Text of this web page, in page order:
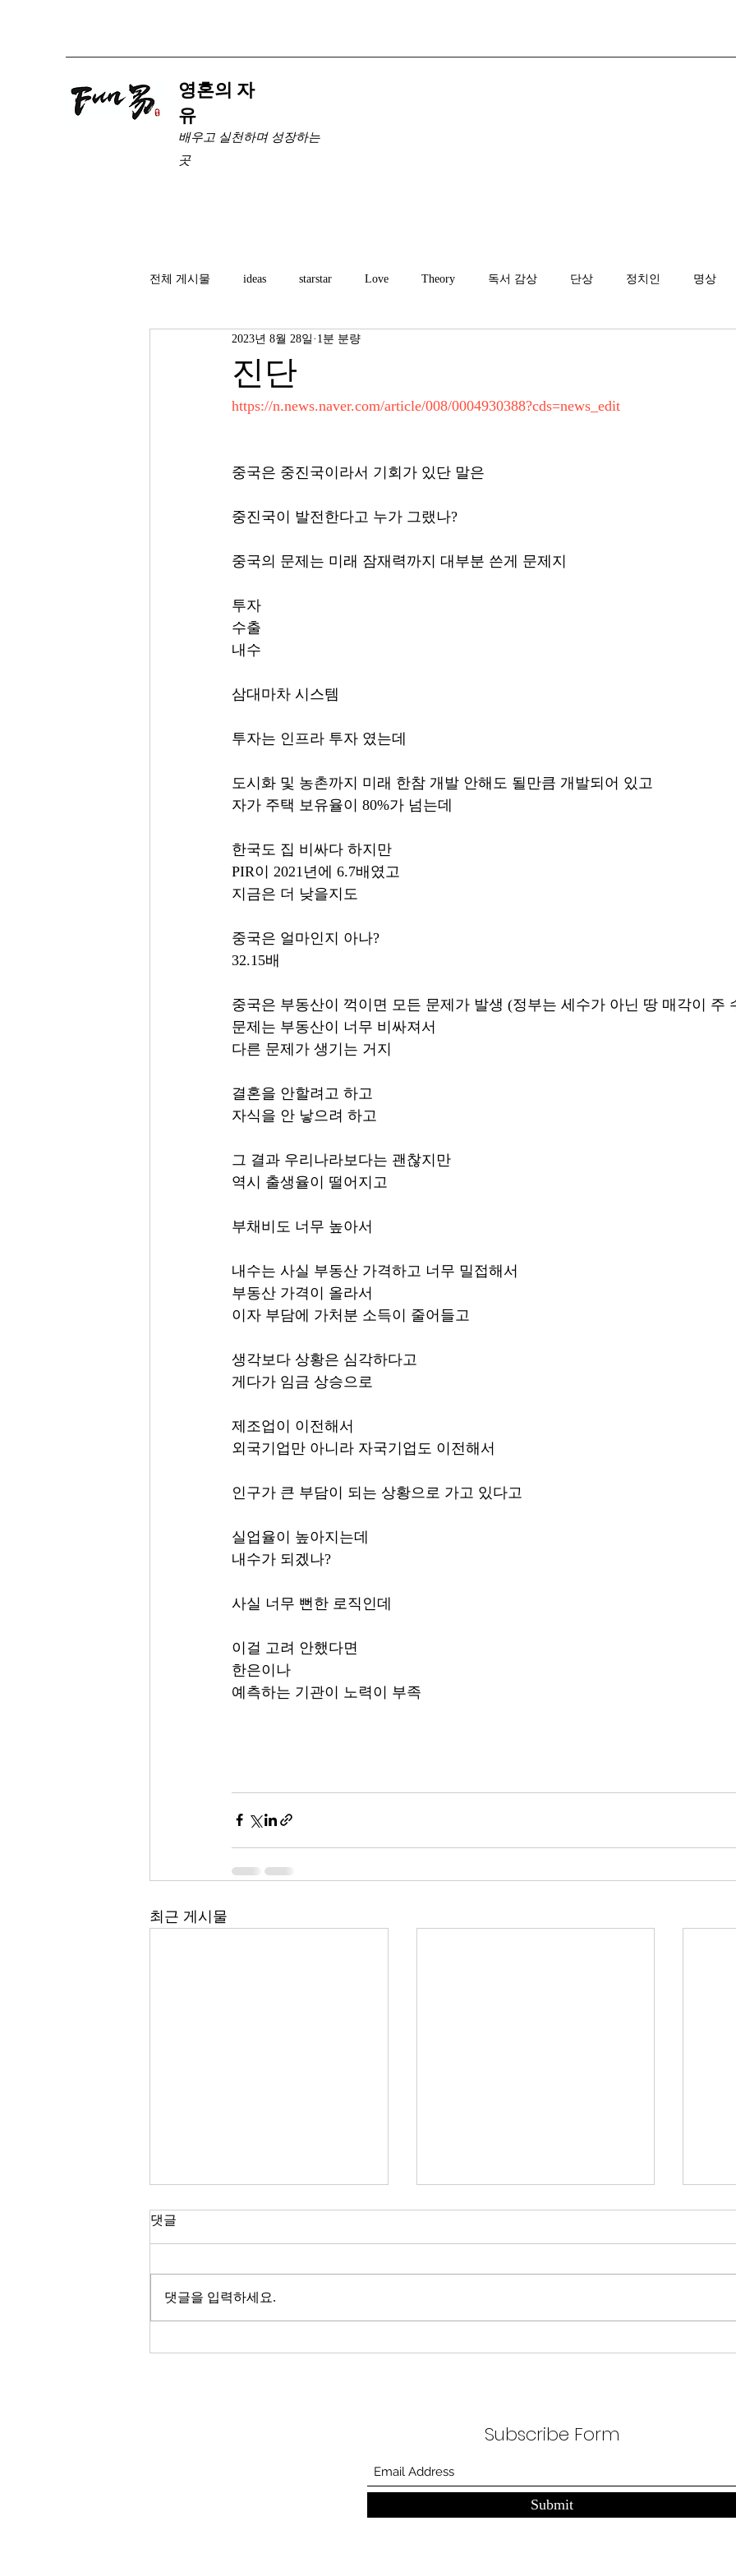
​영혼의 자
유
배우고 실천하며 성장하는
곳
전체 게시물 ideas starstar Love Theory 독서 감상 단상 정치인 명상
진단
2023년 8월 28일 1분 분량
https://n.news.naver.com/article/008/0004930388?cds=news_edit
중국은 중진국이라서 기회가 있단 말은
중진국이 발전한다고 누가 그랬나?
중국의 문제는 미래 잠재력까지 대부분 쓴게 문제지
투자
수출
내수
삼대마차 시스템
투자는 인프라 투자 였는데
도시화 및 농촌까지 미래 한참 개발 안해도 될만큼 개발되어 있고
자가 주택 보유율이 80%가 넘는데
한국도 집 비싸다 하지만
PIR이 2021년에 6.7배였고
지금은 더 낮을지도
중국은 얼마인지 아나?
32.15배
중국은 부동산이 꺽이면 모든 문제가 발생 (정부는 세수가 아닌 땅 매각이 주
문제는 부동산이 너무 비싸져서
다른 문제가 생기는 거지
결혼을 안할려고 하고
자식을 안 낳으려 하고
그 결과 우리나라보다는 괜찮지만
역시 출생율이 떨어지고
부채비도 너무 높아서
내수는 사실 부동산 가격하고 너무 밀접해서
부동산 가격이 올라서
이자 부담에 가처분 소득이 줄어들고
생각보다 상황은 심각하다고
게다가 임금 상승으로
제조업이 이전해서
외국기업만 아니라 자국기업도 이전해서
인구가 큰 부담이 되는 상황으로 가고 있다고
실업율이 높아지는데
내수가 되겠나?
사실 너무 뻔한 로직인데
이걸 고려 안했다면
한은이나
예측하는 기관이 노력이 부족
최근 게시물
한국 경제
2026년이 밝았다. KOSPI는 4,400
동안 8.71% 올랐다. 1999년 이후
무엇이 AI 강국인가
정부가 AI G3를 외치고 있다. 미
거다. 그런데 AI 강국이 뭔지부터
중
서론
다.
댓글
댓글을 입력하세요.
Subscribe Form
Submit